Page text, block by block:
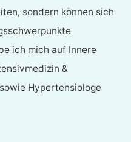
sondern können sich
ich mich auf Innere
&
Hypertensiologe